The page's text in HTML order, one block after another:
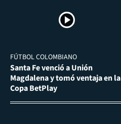
FÚTBOL COLOMBIANO
Santa Fe venció a Unión
Magdalena y tomó ventaja en la
Copa BetPlay